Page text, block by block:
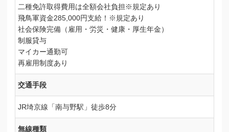
二種免許取得費用は全額会社負担※規定あり
飛鳥軍資金285,000円支給！※規定あり
社会保険完備（雇用・労災・健康・厚生年金）
制服貸与
マイカー通勤可
再雇用制度あり
交通手段
JR埼京線「南与野駅」徒歩8分
無線種類